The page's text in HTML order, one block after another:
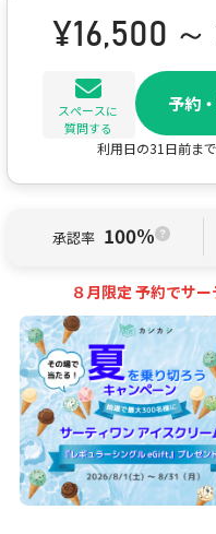
¥16,500
スペースに
質問する
予約
利用日の31日前ま
承認率 100%
８月限定 予約でサ